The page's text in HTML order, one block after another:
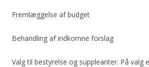
Fremlæggelse af budget
Behandling af indkomne forslag
Valg til bestyrelse og suppleanter. På valg